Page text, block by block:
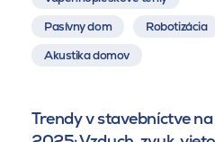
Pasívny dom
Robotizácia
Akustika domov
Trendy v stavebníctve